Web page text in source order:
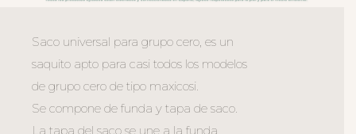
Saco universal para grupo cero, es un
saquito apto para casi todos los modelos
de grupo cero de tipo maxicosi.
Se compone de funda y tapa de saco.
La tapa del saco se une a la funda